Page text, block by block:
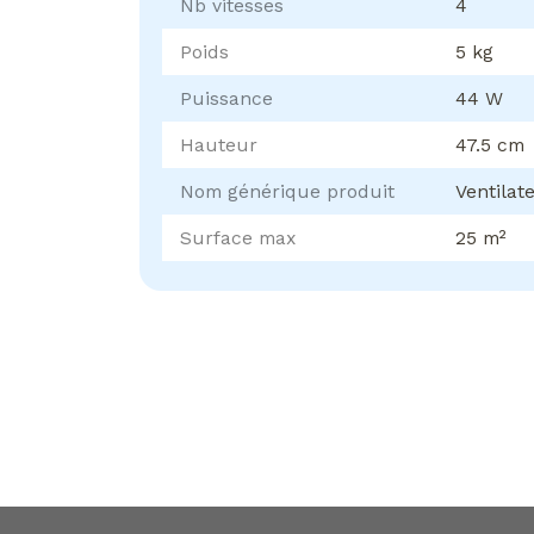
Nb vitesses 4
Poids 5 kg
Puissance 44 W
Hauteur 47.5 cm
Nom générique produit
Surface max 25 m²